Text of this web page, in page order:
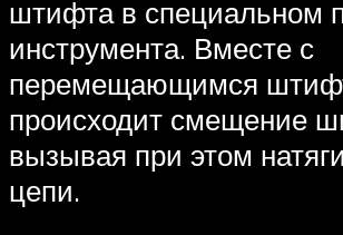
штифта в специальном
инструмента. Вместе с
перемещающимся
происходит смещение
вызывая при этом
цепи.